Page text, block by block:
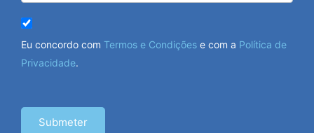
Eu concordo com Termos e Condições e com a Política de
Privacidade.
Submeter